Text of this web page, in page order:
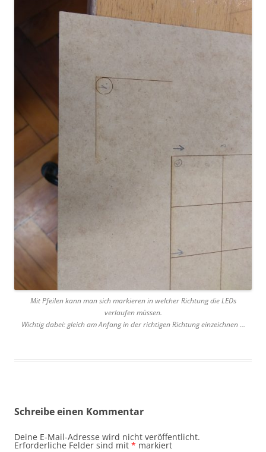
Mit Pfeilen kann man sich markieren in welcher Richtung die LEDs
verlaufen müssen.
Wichtig dabei: gleich am Anfang in der richtigen Richtung einzeichnen …
Schreibe einen Kommentar
Deine E-Mail-Adresse wird nicht veröffentlicht.
Erforderliche Felder sind mit * markiert